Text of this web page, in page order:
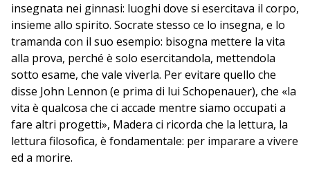
insegnata nei ginnasi: luoghi dove si esercitava il corpo,
insieme allo spirito. Socrate stesso ce lo insegna, e lo
tramanda con il suo esempio: bisogna mettere la vita
alla prova, perché è solo esercitandola, mettendola
sotto esame, che vale viverla. Per evitare quello che
disse John Lennon (e prima di lui Schopenauer), che «la
vita è qualcosa che ci accade mentre siamo occupati a
fare altri progetti», Madera ci ricorda che la lettura, la
lettura filosofica, è fondamentale: per imparare a vivere
ed a morire.